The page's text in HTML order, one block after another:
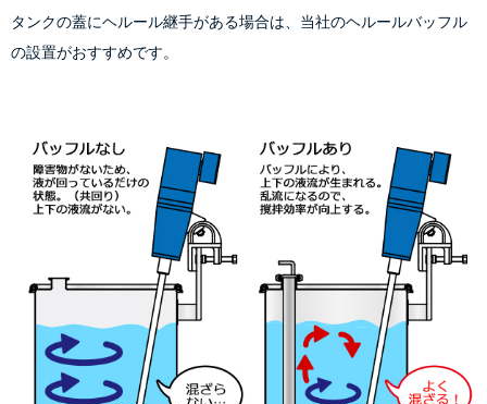
タンクの蓋にヘルール継手がある場合は、当社のヘルールバッフル
の設置がおすすめです。